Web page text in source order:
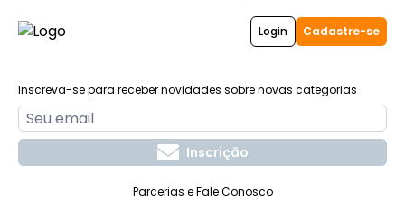
Login Cadastre-se
Inscreva-se para receber novidades sobre novas categorias
Inscrição
Parcerias e Fale Conosco